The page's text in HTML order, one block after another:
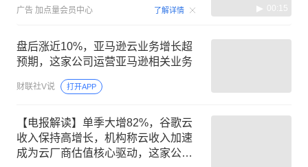
广告 加点量会员中心 了解详情 00:15
盘后涨近10%，亚马逊云业务增长超
预期，这家公司运营亚马逊相关业务
财联社V说 打开APP
【电报解读】单季大增82%，谷歌云
收入保持高增长，机构称云收入加速
成为云厂商估值核心驱动，这家公司